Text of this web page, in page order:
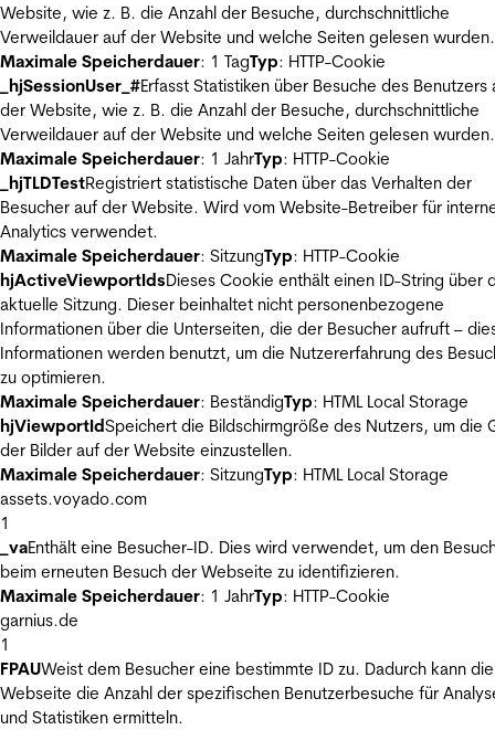
Website, wie z. B. die Anzahl der Besuche, durchschnittliche
Verweildauer auf der Website und welche Seiten gelesen wurden.
Maximale Speicherdauer: 1 TagTyp: HTTP-Cookie
_hjSessionUser_#Erfasst Statistiken über Besuche des Benutzers
der Website, wie z. B. die Anzahl der Besuche, durchschnittliche
Verweildauer auf der Website und welche Seiten gelesen wurden.
Maximale Speicherdauer: 1 JahrTyp: HTTP-Cookie
_hjTLDTestRegistriert statistische Daten über das Verhalten der
Besucher auf der Website. Wird vom Website-Betreiber für
Analytics verwendet.
Maximale Speicherdauer: SitzungTyp: HTTP-Cookie
hjActiveViewportIdsDieses Cookie enthält einen ID-String über
aktuelle Sitzung. Dieser beinhaltet nicht personenbezogene
Informationen über die Unterseiten, die der Besucher aufruft –
Informationen werden benutzt, um die Nutzererfahrung des
zu optimieren.
Maximale Speicherdauer: BeständigTyp: HTML Local Storage
hjViewportIdSpeichert die Bildschirmgröße des Nutzers, um die
der Bilder auf der Website einzustellen.
Maximale Speicherdauer: SitzungTyp: HTML Local Storage
assets.voyado.com
1
_vaEnthält eine Besucher-ID. Dies wird verwendet, um den
beim erneuten Besuch der Webseite zu identifizieren.
Maximale Speicherdauer: 1 JahrTyp: HTTP-Cookie
garnius.de
1
FPAUWeist dem Besucher eine bestimmte ID zu. Dadurch kann die
Webseite die Anzahl der spezifischen Benutzerbesuche für
und Statistiken ermitteln.